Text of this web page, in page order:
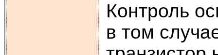
Контроль
в том